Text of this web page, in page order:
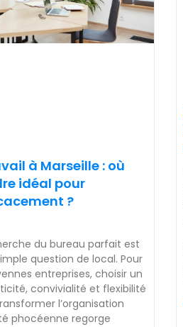
à Marseille : où
idéal pour
?
du bureau parfait est
question de local. Pour
entreprises, choisir un
convivialité et flexibilité
l’organisation
phocéenne regorge